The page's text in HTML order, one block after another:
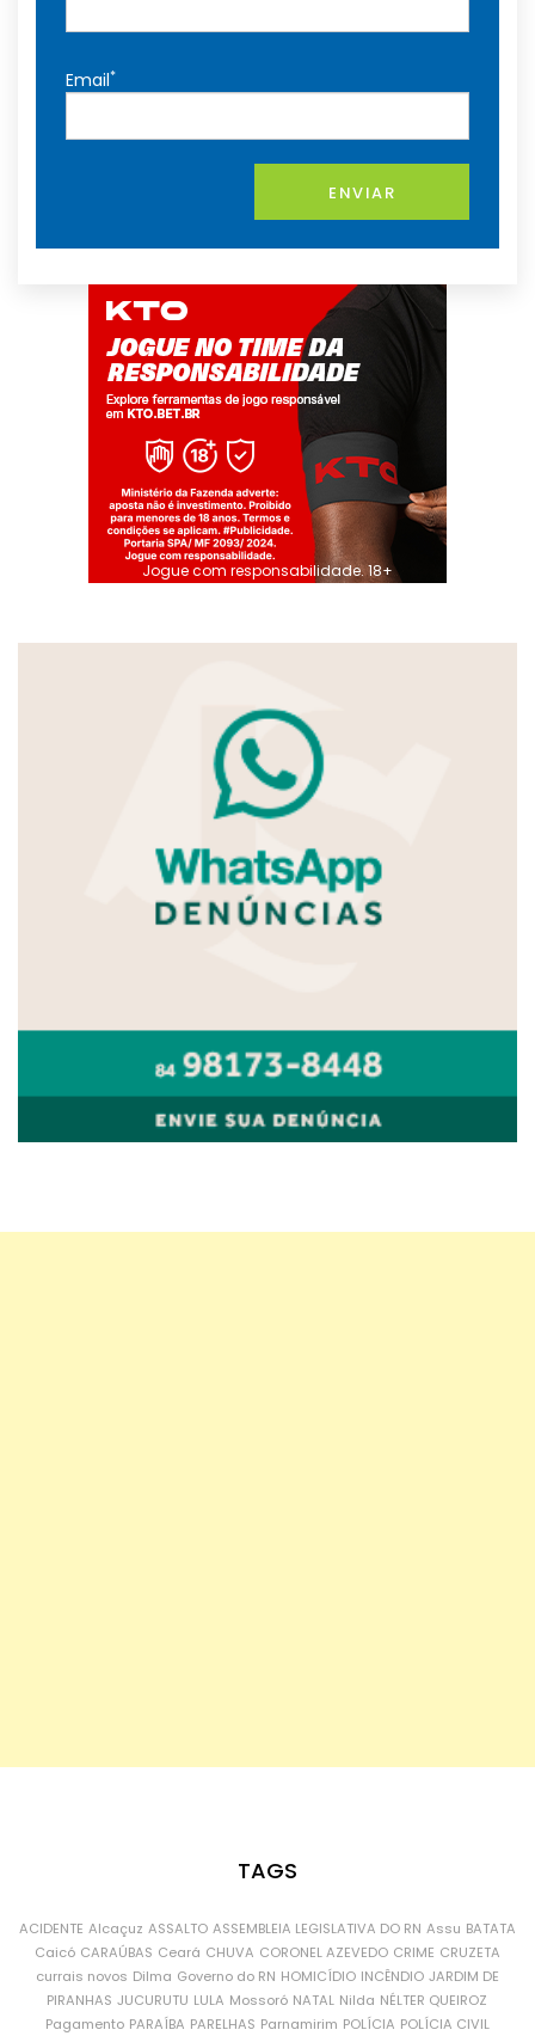
Email*
ENVIAR
Jogue com responsabilidade. 18+
TAGS
ACIDENTE Alcaçuz ASSALTO ASSEMBLEIA LEGISLATIVA DO RN Assu BATATA
Caicó CARAÚBAS Ceará CHUVA CORONEL AZEVEDO CRIME CRUZETA
currais novos Dilma Governo do RN HOMICÍDIO INCÊNDIO JARDIM DE
PIRANHAS JUCURUTU LULA Mossoró NATAL Nilda NÉLTER QUEIROZ
Pagamento PARAÍBA PARELHAS Parnamirim POLÍCIA POLÍCIA CIVIL